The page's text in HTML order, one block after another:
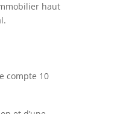
haut
compte 10